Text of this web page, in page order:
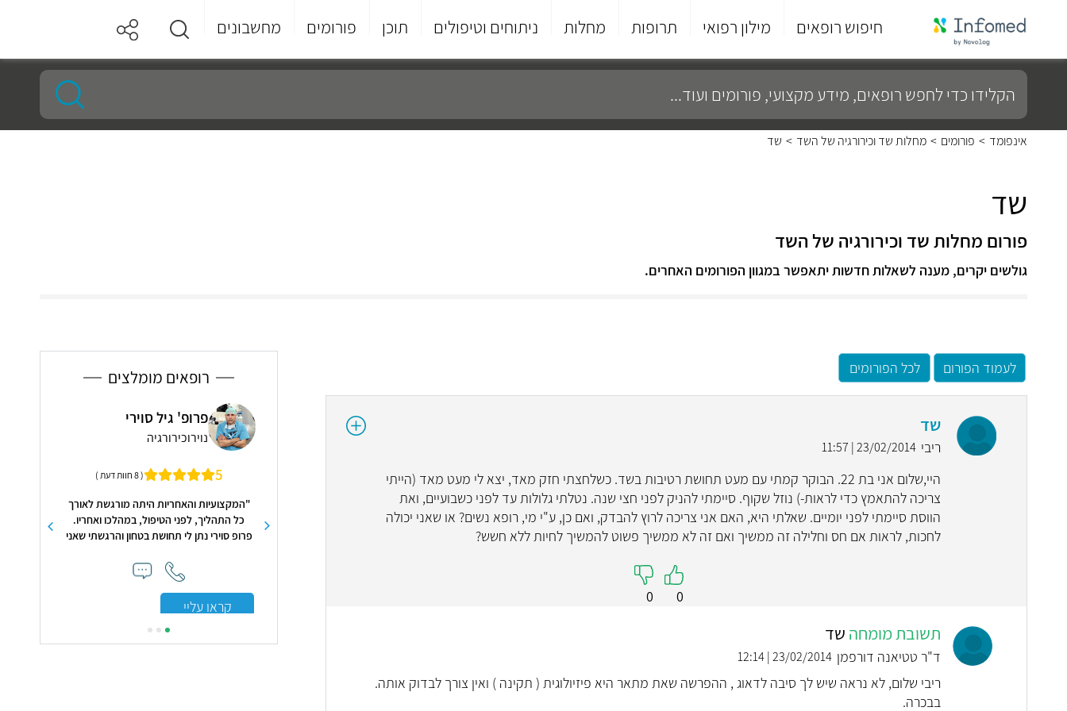
חיפוש רופאים מילון רפואי תרופות מחלות ניתוחים וטיפולים תוכן פורומים מחשבונים
סוף
התפריט
הקלידו
כדי
לחפש
רופאים,
מידע
מקצועי,
אינפומד > פורומים > מחלות שד וכירורגיה של השד > שד
שד
פורום מחלות שד וכירורגיה של השד
גולשים יקרים, מענה לשאלות חדשות יתאפשר במגוון הפורומים האחרים.
לעמוד הפורום לכל הפורומים
שד
ריבי 23/02/2014 | 11:57
היי,שלום אני בת 22. הבוקר קמתי עם מעט תחושת רטיבות בשד. כשלחצתי חזק מאד, יצא לי מעט מאד (הייתי
צריכה להתאמץ כדי לראות-) נוזל שקוף. סיימתי להניק לפני חצי שנה. נטלתי גלולות עד לפני כשבועיים, ואת
הווסת סיימתי לפני יומיים. שאלתי היא, האם אני צריכה לרוץ להבדק, ואם כן, ע"י מי, רופא נשים? או שאני יכולה
לחכות, לראות אם חס וחלילה זה ממשיך ואם זה לא ממשיך פשוט להמשיך לחיות ללא חשש?
0
0
תשובת מומחה שד
ד"ר טטיאנה דורפמן 23/02/2014 | 12:14
ריבי שלום, לא נראה שיש לך סיבה לדאוג , ההפרשה שאת מתאר היא פיזיולוגית ( תקינה ) ואין צורך לבדוק אותה.
בבכרה.
רופאים מומלצים
ד"ר גיא תם
4.9
"יש לי רק חוות דעת מצוינת לגבי ד"רגיא תם.
כל יום מברכת שאני בטיפולו. יש לי רק חוות
פרופ' גיל סוירי
נוירוכירורגיה
5 ( 8 חוות דעת )
"המקצועיות והאחריות היתה מורגשת לאורך
כל התהליך, לפני הטיפול, במהלכו ואחריו.
פרופ סוירי נתן לי תחושת בטחון והרגשתי שאני
קראו עליי
ובלי לדעת